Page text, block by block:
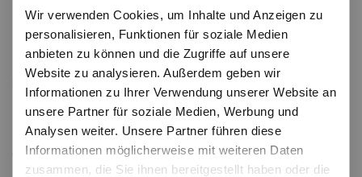
Wir verwenden Cookies, um Inhalte und Anzeigen zu
personalisieren, Funktionen für soziale Medien
anbieten zu können und die Zugriffe auf unsere
Website zu analysieren. Außerdem geben wir
Informationen zu Ihrer Verwendung unserer Website an
unsere Partner für soziale Medien, Werbung und
Analysen weiter. Unsere Partner führen diese
Informationen möglicherweise mit weiteren Daten
zusammen, die Sie ihnen bereitgestellt haben oder die